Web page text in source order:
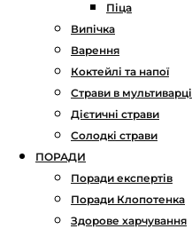
Піца
Випічка
Варення
Коктейлі та напої
Страви в мультиварці
Дієтичні страви
Солодкі страви
ПОРАДИ
Поради експертів
Поради Клопотенка
Здорове харчування